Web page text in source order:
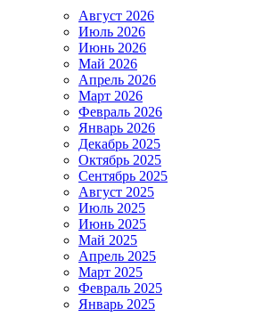
Август 2026
Июль 2026
Июнь 2026
Май 2026
Апрель 2026
Март 2026
Февраль 2026
Январь 2026
Декабрь 2025
Октябрь 2025
Сентябрь 2025
Август 2025
Июль 2025
Июнь 2025
Май 2025
Апрель 2025
Март 2025
Февраль 2025
Январь 2025